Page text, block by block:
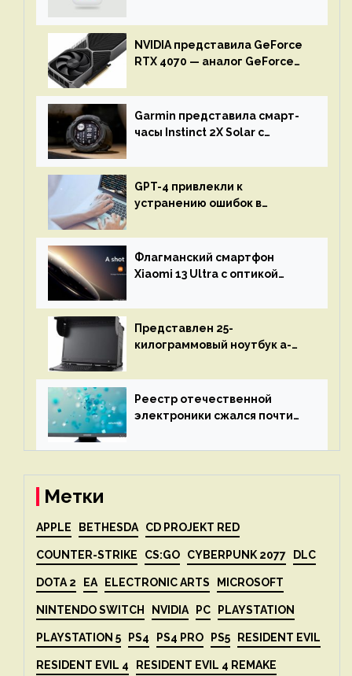
NVIDIA представила GeForce
RTX 4070 — аналог GeForce
Garmin представила смарт-
часы Instinct 2X Solar с
GPT-4 привлекли к
устранению ошибок в
остановится до полного
восстановления кода и
объяснит, что пошло не так
Флагманский смартфон
Xiaomi 13 Ultra с оптикой
представят 18 апреля
Представлен 25-
килограммовый ноутбук a-
до 3 Тбайт DDR5 и шесть
дисплеев
Реестр отечественной
электроники сжался почти
Метки
APPLE BETHESDA CD PROJEKT RED
COUNTER-STRIKE CS:GO CYBERPUNK 2077 DLC
DOTA 2 EA ELECTRONIC ARTS MICROSOFT
NINTENDO SWITCH NVIDIA PC PLAYSTATION
PLAYSTATION 5 PS4 PS4 PRO PS5 RESIDENT EVIL
RESIDENT EVIL 4 RESIDENT EVIL 4 REMAKE